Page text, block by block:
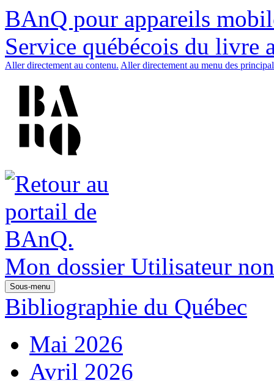
BAnQ pour appareils
Service québécois du livre
Aller directement au contenu. Aller directement au menu des
Mon dossier Utilisateur
Sous-menu
Bibliographie du Québec
Mai 2026
Avril 2026